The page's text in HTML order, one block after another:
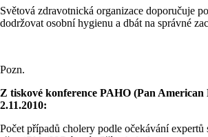
Světová zdravotnická organizace doporučuje
dodržovat osobní hygienu a dbát na správné
Pozn.
Z tiskové konference PAHO (Pan
2.11.2010:
Počet případů cholery podle očekávání